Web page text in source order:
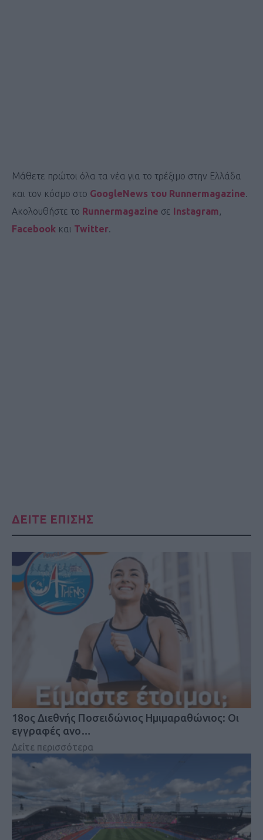
Μάθετε πρώτοι όλα τα νέα για το τρέξιμο στην Ελλάδα
και τον κόσμο στο GoogleNews του Runnermagazine.
Ακολουθήστε το Runnermagazine σε Instagram,
Facebook και Twitter.
ΔΕΙΤΕ ΕΠΙΣΗΣ
18oς Διεθνής Ποσειδώνιος Ημιμαραθώνιος: Οι
εγγραφές ανο…
Δείτε περισσότερα